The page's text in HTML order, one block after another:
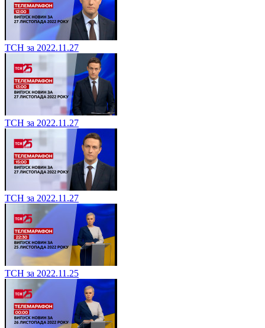
ТСН за 2022.11.27
ТСН за 2022.11.27
ТСН за 2022.11.27
ТСН за 2022.11.25